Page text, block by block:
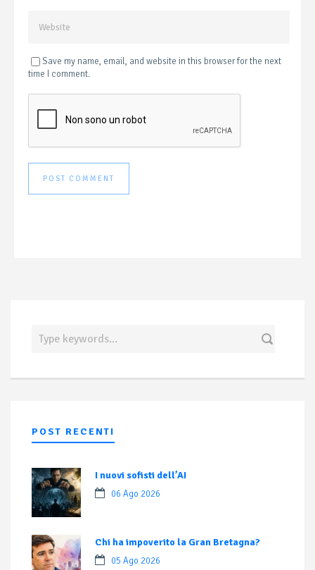
Save my name, email, and website in this browser for the next
time I comment.
POST RECENTI
I nuovi sofisti dell’AI
06 Ago 2026
Chi ha impoverito la Gran Bretagna?
05 Ago 2026